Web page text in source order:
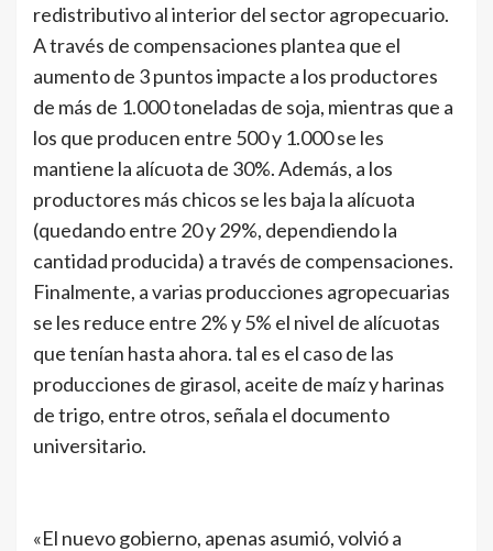
redistributivo al interior del sector agropecuario.
A través de compensaciones plantea que el
aumento de 3 puntos impacte a los productores
de más de 1.000 toneladas de soja, mientras que a
los que producen entre 500 y 1.000 se les
mantiene la alícuota de 30%. Además, a los
productores más chicos se les baja la alícuota
(quedando entre 20 y 29%, dependiendo la
cantidad producida) a través de compensaciones.
Finalmente, a varias producciones agropecuarias
se les reduce entre 2% y 5% el nivel de alícuotas
que tenían hasta ahora. tal es el caso de las
producciones de girasol, aceite de maíz y harinas
de trigo, entre otros, señala el documento
universitario.
«El nuevo gobierno, apenas asumió, volvió a